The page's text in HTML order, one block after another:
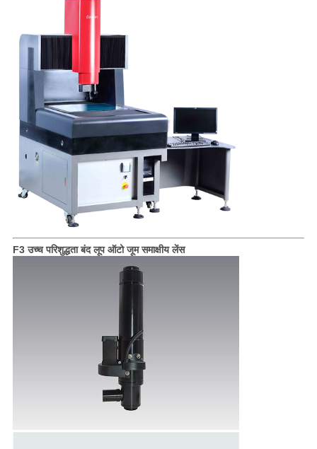
F3 उच्च परिशुद्धता बंद लूप ऑटो जूम समाक्षीय लेंस